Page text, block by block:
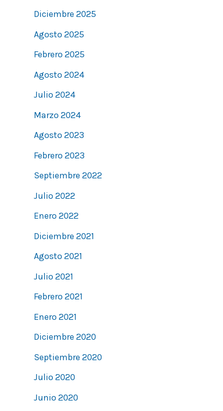
Diciembre 2025
Agosto 2025
Febrero 2025
Agosto 2024
Julio 2024
Marzo 2024
Agosto 2023
Febrero 2023
Septiembre 2022
Julio 2022
Enero 2022
Diciembre 2021
Agosto 2021
Julio 2021
Febrero 2021
Enero 2021
Diciembre 2020
Septiembre 2020
Julio 2020
Junio 2020